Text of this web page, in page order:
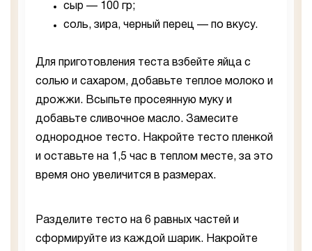
сыр — 100 гр;
соль, зира, черный перец — по вкусу.
Для приготовления теста взбейте яйца с
солью и сахаром, добавьте теплое молоко и
дрожжи. Всыпьте просеянную муку и
добавьте сливочное масло. Замесите
однородное тесто. Накройте тесто пленкой
и оставьте на 1,5 час в теплом месте, за это
время оно увеличится в размерах.
Разделите тесто на 6 равных частей и
сформируйте из каждой шарик. Накройте